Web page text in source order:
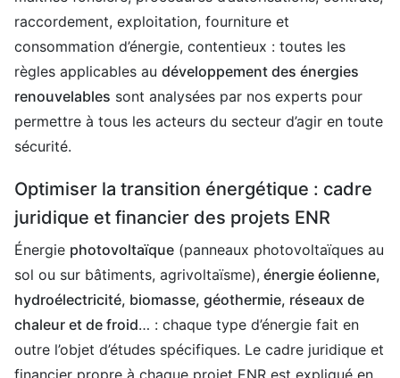
raccordement, exploitation, fourniture et
consommation d’énergie, contentieux : toutes les
règles applicables au développement des énergies
renouvelables sont analysées par nos experts pour
permettre à tous les acteurs du secteur d’agir en toute
sécurité.
Optimiser la transition énergétique : cadre
juridique et financier des projets ENR
Énergie photovoltaïque (panneaux photovoltaïques au
sol ou sur bâtiments, agrivoltaïsme), énergie éolienne,
hydroélectricité, biomasse, géothermie, réseaux de
chaleur et de froid… : chaque type d’énergie fait en
outre l’objet d’études spécifiques. Le cadre juridique et